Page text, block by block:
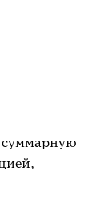
суммарную